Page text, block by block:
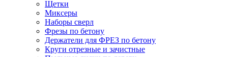
Щетки
Миксеры
Наборы сверл
Фрезы по бетону
Держатели для ФРЕЗ по бетону
Круги отрезные и зачистные